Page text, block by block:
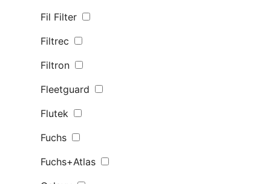
Fil Filter
Filtrec
Filtron
Fleetguard
Flutek
Fuchs
Fuchs+Atlas